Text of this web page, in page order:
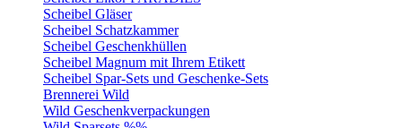
Scheibel Gläser
Scheibel Schatzkammer
Scheibel Geschenkhüllen
Scheibel Magnum mit Ihrem Etikett
Scheibel Spar-Sets und Geschenke-Sets
Brennerei Wild
Wild Geschenkverpackungen